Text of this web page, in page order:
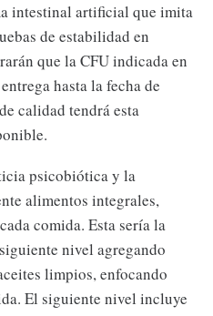
intestinal artificial que imita
de estabilidad en
que la CFU indicada en
hasta la fecha de
calidad tendrá esta
psicobiótica y la
alimentos integrales,
comida. Esta sería la
nivel agregando
limpios, enfocando
El siguiente nivel incluye